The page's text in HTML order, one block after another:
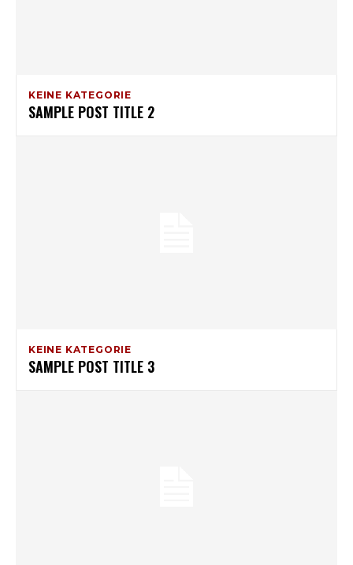
KEINE KATEGORIE
SAMPLE POST TITLE 2
KEINE KATEGORIE
SAMPLE POST TITLE 3